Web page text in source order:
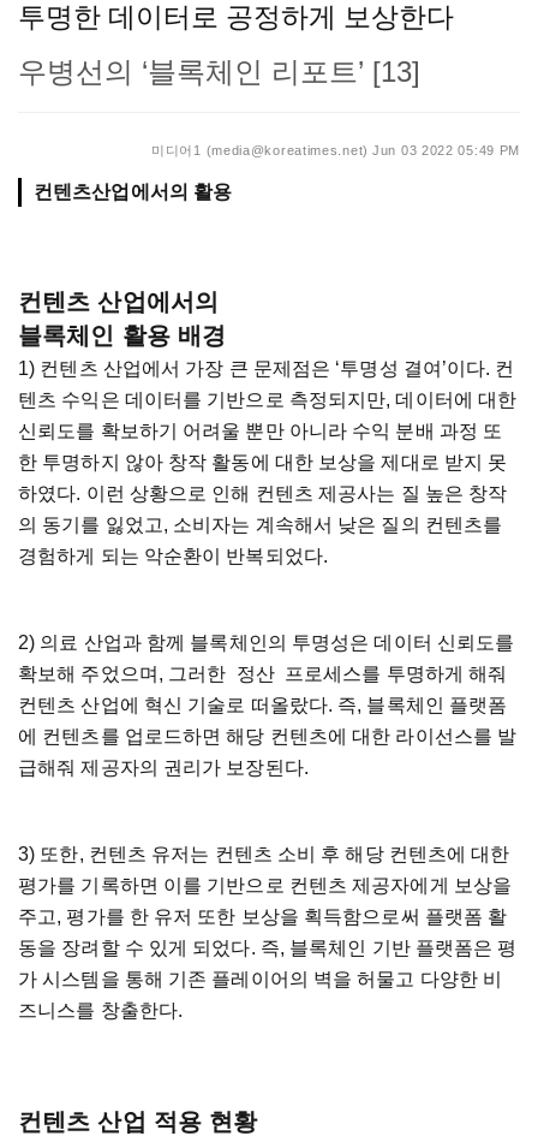
투명한 데이터로 공정하게 보상한다
우병선의 ‘블록체인 리포트’ [13]
미디어1 (media@koreatimes.net) Jun 03 2022 05:49 PM
컨텐츠산업에서의 활용
컨텐츠 산업에서의
블록체인 활용 배경
1) 컨텐츠 산업에서 가장 큰 문제점은 ‘투명성 결여’이다. 컨
텐츠 수익은 데이터를 기반으로 측정되지만, 데이터에 대한
신뢰도를 확보하기 어려울 뿐만 아니라 수익 분배 과정 또
한 투명하지 않아 창작 활동에 대한 보상을 제대로 받지 못
하였다. 이런 상황으로 인해 컨텐츠 제공사는 질 높은 창작
의 동기를 잃었고, 소비자는 계속해서 낮은 질의 컨텐츠를
경험하게 되는 악순환이 반복되었다.
2) 의료 산업과 함께 블록체인의 투명성은 데이터 신뢰도를
확보해 주었으며, 그러한 정산 프로세스를 투명하게 해줘
컨텐츠 산업에 혁신 기술로 떠올랐다. 즉, 블록체인 플랫폼
에 컨텐츠를 업로드하면 해당 컨텐츠에 대한 라이선스를 발
급해줘 제공자의 권리가 보장된다.
3) 또한, 컨텐츠 유저는 컨텐츠 소비 후 해당 컨텐츠에 대한
평가를 기록하면 이를 기반으로 컨텐츠 제공자에게 보상을
주고, 평가를 한 유저 또한 보상을 획득함으로써 플랫폼 활
동을 장려할 수 있게 되었다. 즉, 블록체인 기반 플랫폼은 평
가 시스템을 통해 기존 플레이어의 벽을 허물고 다양한 비
즈니스를 창출한다.
컨텐츠 산업 적용 현황